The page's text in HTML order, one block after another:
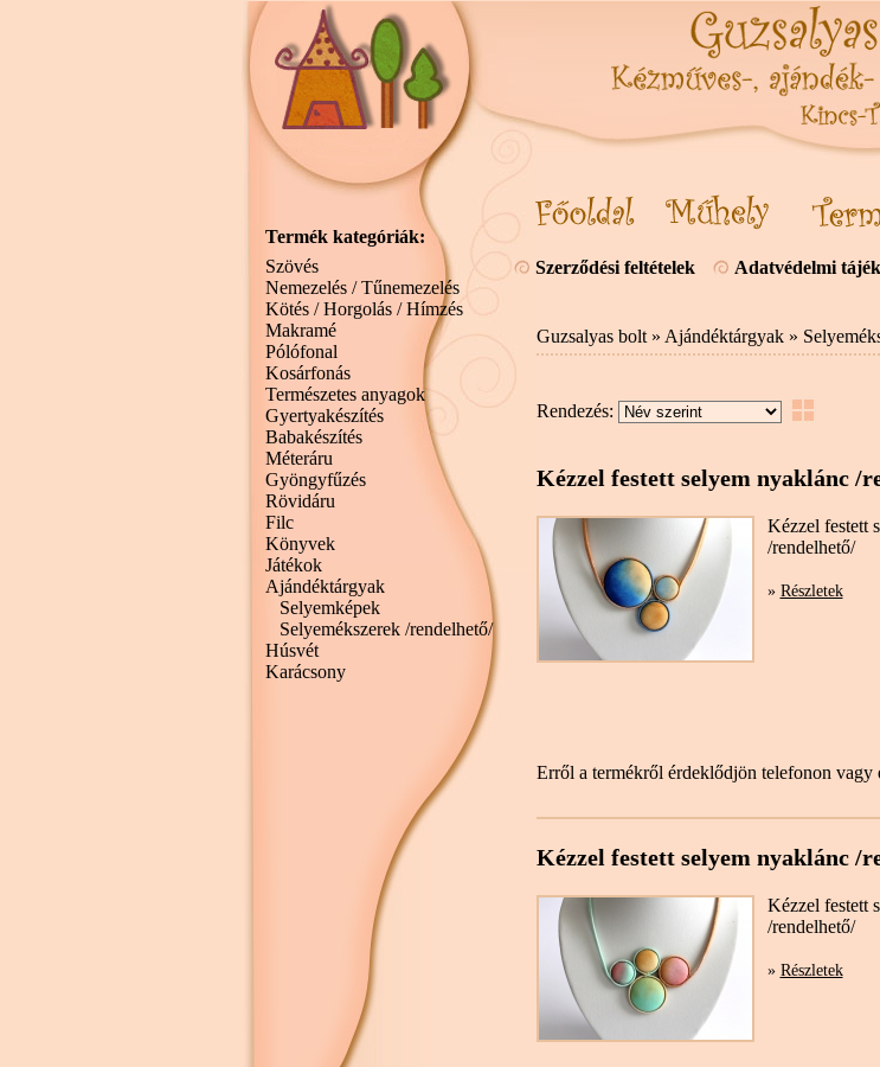
Szerződési feltételek Adatvédelmi
Guzsalyas bolt » Ajándéktárgyak »
Rendezés:
Kézzel festett selyem nyaklánc /
Kézzel festett
/rendelhető/
» Részletek
Erről a termékről érdeklődjön telefonon vagy
Kézzel festett selyem nyaklánc /
Kézzel festett
/rendelhető/
» Részletek
Termék kategóriák:
Szövés
Nemezelés / Tűnemezelés
Kötés / Horgolás / Hímzés
Makramé
Pólófonal
Kosárfonás
Természetes anyagok
Gyertyakészítés
Babakészítés
Méteráru
Gyöngyfűzés
Rövidáru
Filc
Könyvek
Játékok
Ajándéktárgyak
Selyemképek
Selyemékszerek /rendelhető/
Húsvét
Karácsony